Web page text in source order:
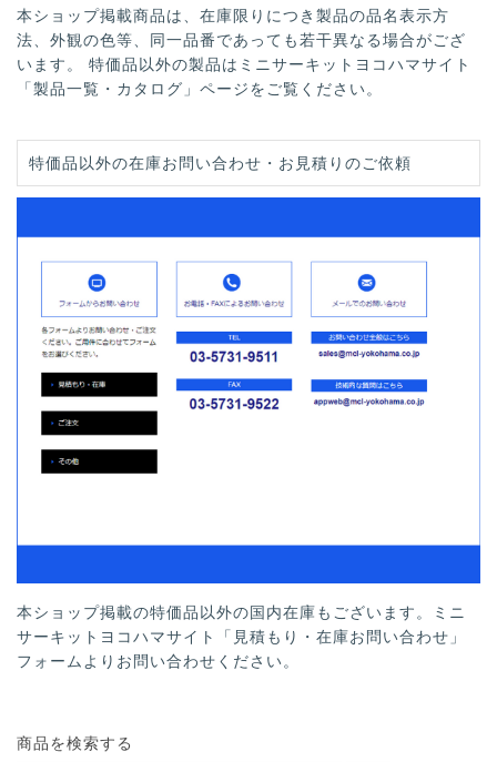
本ショップ掲載商品は、在庫限りにつき製品の品名表示方
法、外観の色等、同一品番であっても若干異なる場合がござ
います。 特価品以外の製品はミニサーキットヨコハマサイト
「製品一覧・カタログ」ページをご覧ください。
特価品以外の在庫お問い合わせ・お見積りのご依頼
本ショップ掲載の特価品以外の国内在庫もございます。ミニ
サーキットヨコハマサイト「見積もり・在庫お問い合わせ」
フォームよりお問い合わせください。
商品を検索する